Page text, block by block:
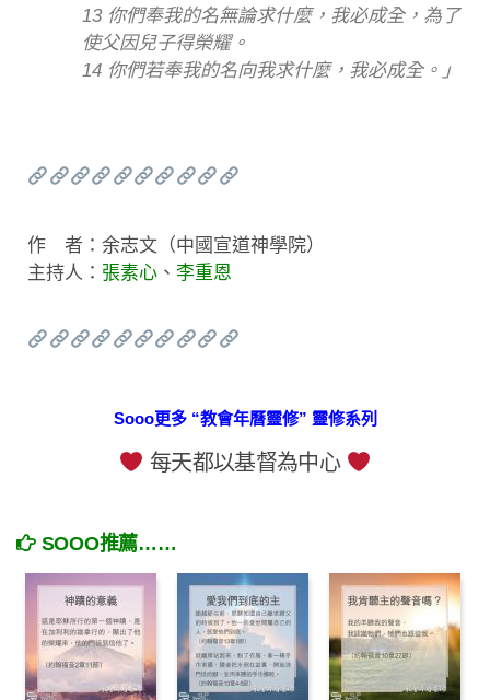
13 你們奉我的名無論求什麼，我必成全，為了
使父因兒子得榮耀。
14 你們若奉我的名向我求什麼，我必成全。」
作 者：余志文（中國宣道神學院）
主持人： 張素心 、 李重恩
Sooo更多 “教會年曆靈修” 靈修系列
每天都以基督為中心
SOOO推薦……